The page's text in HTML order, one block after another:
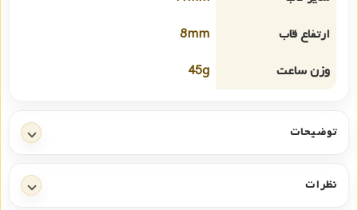
ارتفاع قاب
8mm
وزن ساعت
45g
توضیحات
نظرات